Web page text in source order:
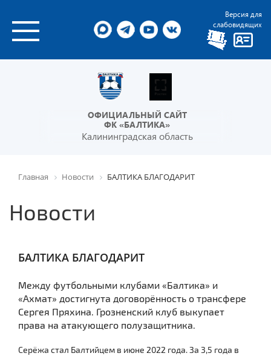
Версия для
слабовидящих
ОФИЦИАЛЬНЫЙ САЙТ
ФК «БАЛТИКА»
Калининградская область
Главная Новости БАЛТИКА БЛАГОДАРИТ
Новости
БАЛТИКА БЛАГОДАРИТ
Между футбольными клубами «Балтика» и
«Ахмат» достигнута договорённость о трансфере
Сергея Пряхина. Грозненский клуб выкупает
права на атакующего полузащитника.
Серёжа стал Балтийцем в июне 2022 года. За 3,5 года в